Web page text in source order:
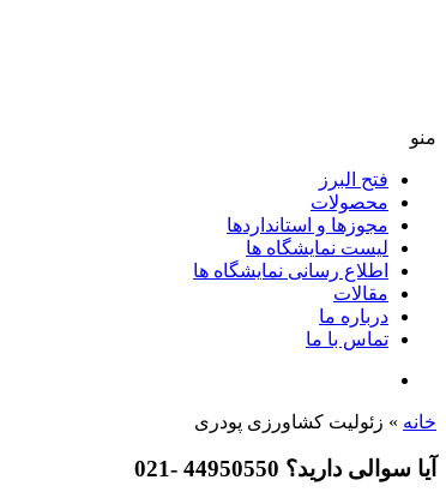
منو
فتح البرز
محصولات
مجوزها و استانداردها
لیست نمایشگاه ها
اطلاع رسانی نمایشگاه ها
مقالات
درباره ما
تماس با ما
خانه » زئولیت کشاورزی پودری
آیا سوالی دارید؟ 44950550 -021